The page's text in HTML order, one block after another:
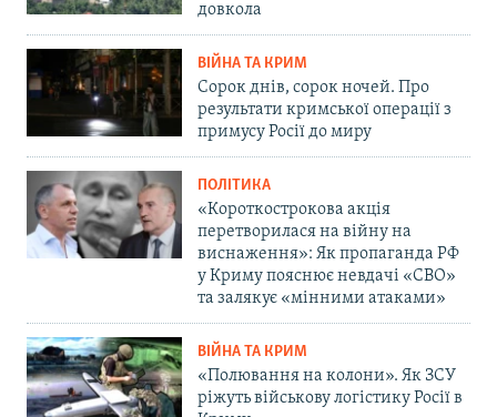
довкола
ВІЙНА ТА КРИМ
Сорок днів, сорок ночей. Про
результати кримської операції з
примусу Росії до миру
ПОЛІТИКА
«Короткострокова акція
перетворилася на війну на
виснаження»: Як пропаганда РФ
у Криму пояснює невдачі «СВО»
та залякує «мінними атаками»
ВІЙНА ТА КРИМ
«Полювання на колони». Як ЗСУ
ріжуть військову логістику Росії в